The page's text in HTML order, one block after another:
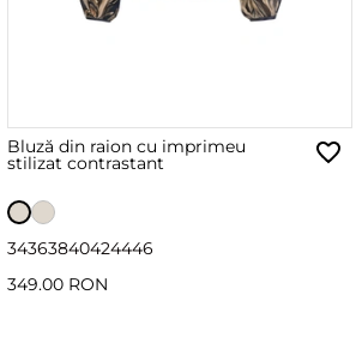
Bluză din raion cu imprimeu
stilizat contrastant
34363840424446
349.00 RON